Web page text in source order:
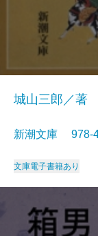
城山三郎／著
新潮文庫 978-
文庫電子書籍あり